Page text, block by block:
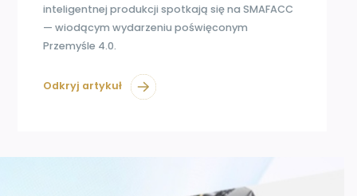
inteligentnej produkcji spotkają się na SMAFACC
— wiodącym wydarzeniu poświęconym
Przemyśle 4.0.
Odkryj artykuł